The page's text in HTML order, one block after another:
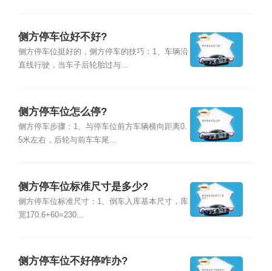
侧方停车位好不好?
侧方停车位挺好的，侧方停车的技巧：1、车辆沿
直线行驶，当车子后轮胎过与...
侧方停车位怎么停?
侧方停车步骤：1、与停车位前方车辆横向距离0.
5米左右，后轮与前车车尾...
侧方停车位标准尺寸是多少?
侧方停车位标准尺寸：1、倒车入库基本尺寸，库
宽170.6+60=230...
侧方停车位不好停咋办?